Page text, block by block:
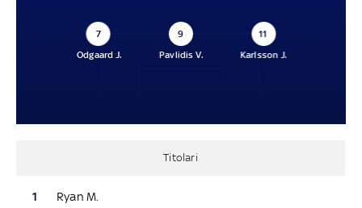
7
Odgaard J.
9
Pavlidis V.
11
Karlsson J.
Titolari
1 Ryan M.